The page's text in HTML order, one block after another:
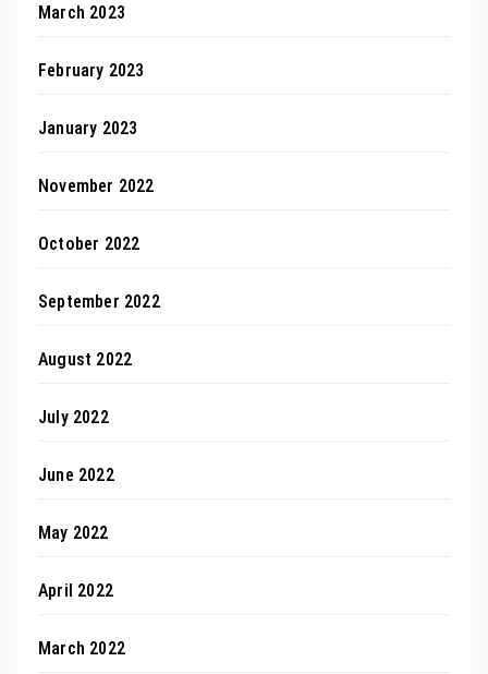
March 2023
February 2023
January 2023
November 2022
October 2022
September 2022
August 2022
July 2022
June 2022
May 2022
April 2022
March 2022